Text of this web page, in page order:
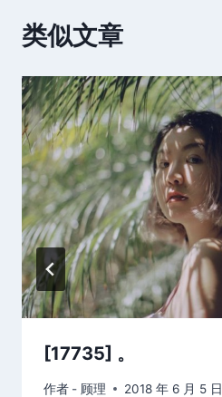
类似文章
[17735] 。
作者 - 顾理 2018 年 6 月 5 日